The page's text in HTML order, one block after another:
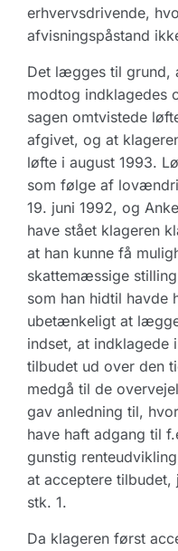
erhvervsdrivende,
afvisningspåstand
Det lægges til grund,
modtog indklagedes
sagen omtvistede
afgivet, og at
løfte i august 1993.
som følge af
19. juni 1992, og
have stået klageren
at han kunne få
skattemæssige
som han hidtil havde
ubetænkeligt at
indset, at
tilbudet ud over den
medgå til de
gav anledning til,
have haft adgang til
gunstig
at acceptere tilbudet,
stk. 1.
Da klageren først